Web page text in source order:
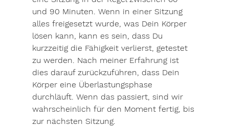
und 90 Minuten. Wenn in einer Sitzung
alles freigesetzt wurde, was Dein Körper
lösen kann, kann es sein, dass Du
kurzzeitig die Fähigkeit verlierst, getestet
zu werden. Nach meiner Erfahrung ist
dies darauf zurückzuführen, dass Dein
Körper eine Überlastungsphase
durchläuft. Wenn das passiert, sind wir
wahrscheinlich für den Moment fertig, bis
zur nächsten Sitzung.